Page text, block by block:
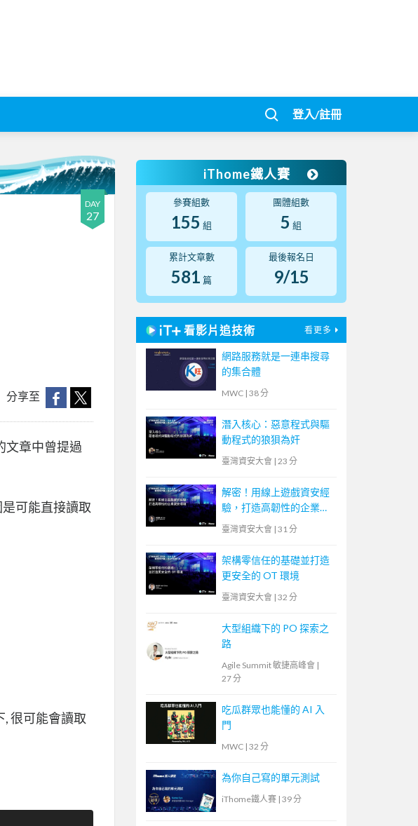
登入/註冊
DAY
27
分享至
文章中曾提過
可能直接讀取
很可能會讀取
iThome鐵人賽
參賽組數
155 組
團體組數
5 組
累計文章數
581 篇
最後報名日
9/15
看影片追技術 看更多
網路服務就是一連串搜尋
的集合體
MWC | 38 分
潛入核心：惡意程式與驅
動程式的狼狽為奸
臺灣資安大會 | 23 分
解密！用線上遊戲資安經
驗，打造高韌性的企業資
安環境
臺灣資安大會 | 31 分
架構零信任的基礎並打造
更安全的 OT 環境
臺灣資安大會 | 32 分
大型組織下的 PO 探索之
路
Agile Summit 敏捷高峰會 |
27 分
吃瓜群眾也能懂的 AI 入
門
MWC | 32 分
為你自己寫的單元測試
iThome鐵人賽 | 39 分